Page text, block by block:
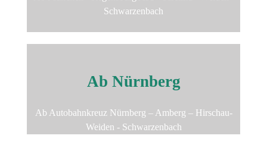
Schwarzenbach
Ab Nürnberg
Ab Autobahnkreuz Nürnberg – Amberg – Hirschau-
Weiden - Schwarzenbach